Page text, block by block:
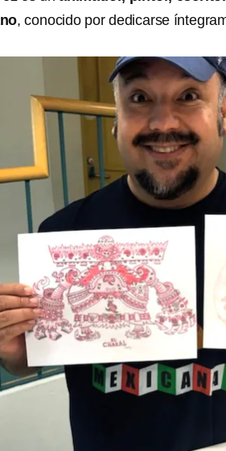
, conocido por dedicarse